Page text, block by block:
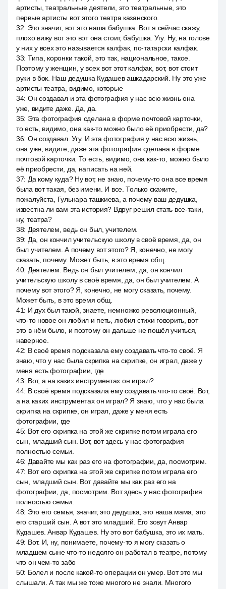
артисты, театральные деятели, это театральные, это
первые артисты вот этого театра казанского.
32: Это значит, вот это наша бабушка. Вот я сейчас скажу,
плохо вижу вот это вот она стоит, бабушка. Угу. Ну, на голове
у них у всех это называется калфак, по-татарски калфак.
33: Типа, коронки такой, это так, национальное, такое.
Поэтому у женщин, у всех вот этот калфак, вот, вот стоит
руки в бок. Наш дедушка Кудашев ашкадарский. Ну это уже
артисты театра, видимо, которые
34: Он создавал и эта фотография у нас всю жизнь она
уже, видите даже. Да, да.
35: Эта фотография сделана в форме почтовой карточки,
то есть, видимо, она как-то можно было её приобрести, да?
36: Он создавал. Угу. И эта фотография у нас всю жизнь,
она уже, видите, даже эта фотография сделана в форме
почтовой карточки. То есть, видимо, она как-то, можно было
её приобрести, да, написать на ней.
37: Да кому куда? Ну вот, не знаю, почему-то она все время
была вот такая, без имени. И все. Только скажите,
пожалуйста, Гульнара ташкиева, а почему ваш дедушка,
известна ли вам эта история? Вдруг решил стать все-таки,
ну, театра?
38: Деятелем, ведь он был, учителем.
39: Да, он кончил учительскую школу в своё время, да, он
был учителем. А почему вот этого? Я, конечно, не могу
сказать, почему. Может быть, в это время общ.
40: Деятелем. Ведь он был учителем, да, он кончил
учительскую школу в своё время, да, он был учителем. А
почему вот этого? Я, конечно, не могу сказать, почему.
Может быть, в это время общ.
41: И дух был такой, знаете, немножко революционный,
что-то новое он любил и петь, любил стихи говорить, вот
это в нём было, и поэтому он дальше не пошёл учиться,
наверное.
42: В своё время подсказала ему создавать что-то своё. Я
знаю, что у нас была скрипка на скрипке, он играл, даже у
меня есть фотографии, где
43: Вот, а на каких инструментах он играл?
44: В своё время подсказала ему создавать что-то своё. Вот,
а на каких инструментах он играл? Я знаю, что у нас была
скрипка на скрипке, он играл, даже у меня есть
фотографии, где
45: Вот его скрипка на этой же скрипке потом играла его
сын, младший сын. Вот, вот здесь у нас фотография
полностью семьи.
46: Давайте мы как раз его на фотографии, да, посмотрим.
47: Вот его скрипка на этой же скрипке потом играла его
сын, младший сын. Вот давайте мы как раз его на
фотографии, да, посмотрим. Вот здесь у нас фотография
полностью семьи.
48: Это его семья, значит, это дедушка, это наша мама, это
его старший сын. А вот это младший. Его зовут Анвар
Кудашев. Анвар Кудашев. Ну это вот бабушка, это их мать.
49: Вот. И, ну, понимаете, почему-то я могу сказать о
младшем сыне что-то недолго он работал в театре, потому
что он чем-то забо
50: Болел и после какой-то операции он умер. Вот это мы
слышали. А так мы же тоже многого не знали. Многого